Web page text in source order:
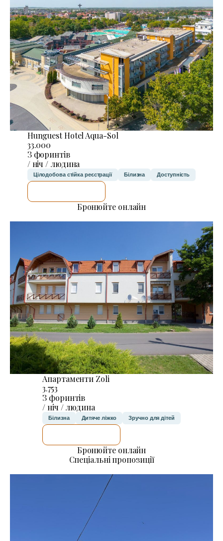
Hunguest Hotel Aqua-Sol
33.000
З форинтів
/ ніч / людина
Цілодобова стійка реєстрації Білизна Доступність
Бронюйте онлайн
Апартаменти Zoli
3.753
З форинтів
/ ніч / людина
Білизна Дитяче ліжко Зручно для дітей
Бронюйте онлайн
Спеціальні пропозиції